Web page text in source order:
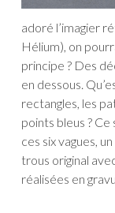
adoré l’imagier
Hélium), on
principe ? Des
en dessous.
rectangles, les
points bleus ?
ces six vagues,
trous original
réalisées en